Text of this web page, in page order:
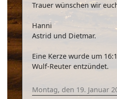
Trauer wünschen wir
Hanni
Astrid und Dietmar.
Eine Kerze wurde um
Wulf-Reuter entzündet.
Montag, den 19. Januar